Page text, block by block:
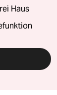
Haus